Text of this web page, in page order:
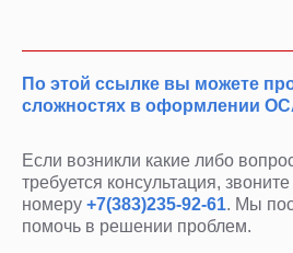
По этой ссылке вы можете
сложностях в оформлении
Если возникли какие либо
требуется консультация,
номеру +7(383)235-92-61. Мы
помочь в решении проблем.